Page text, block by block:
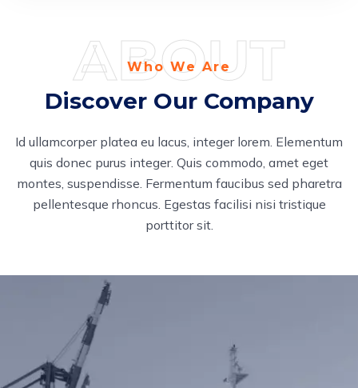
ABOUT
Who We Are
Discover Our Company
Id ullamcorper platea eu lacus, integer lorem. Elementum
quis donec purus integer. Quis commodo, amet eget
montes, suspendisse. Fermentum faucibus sed pharetra
pellentesque rhoncus. Egestas facilisi nisi tristique
porttitor sit.